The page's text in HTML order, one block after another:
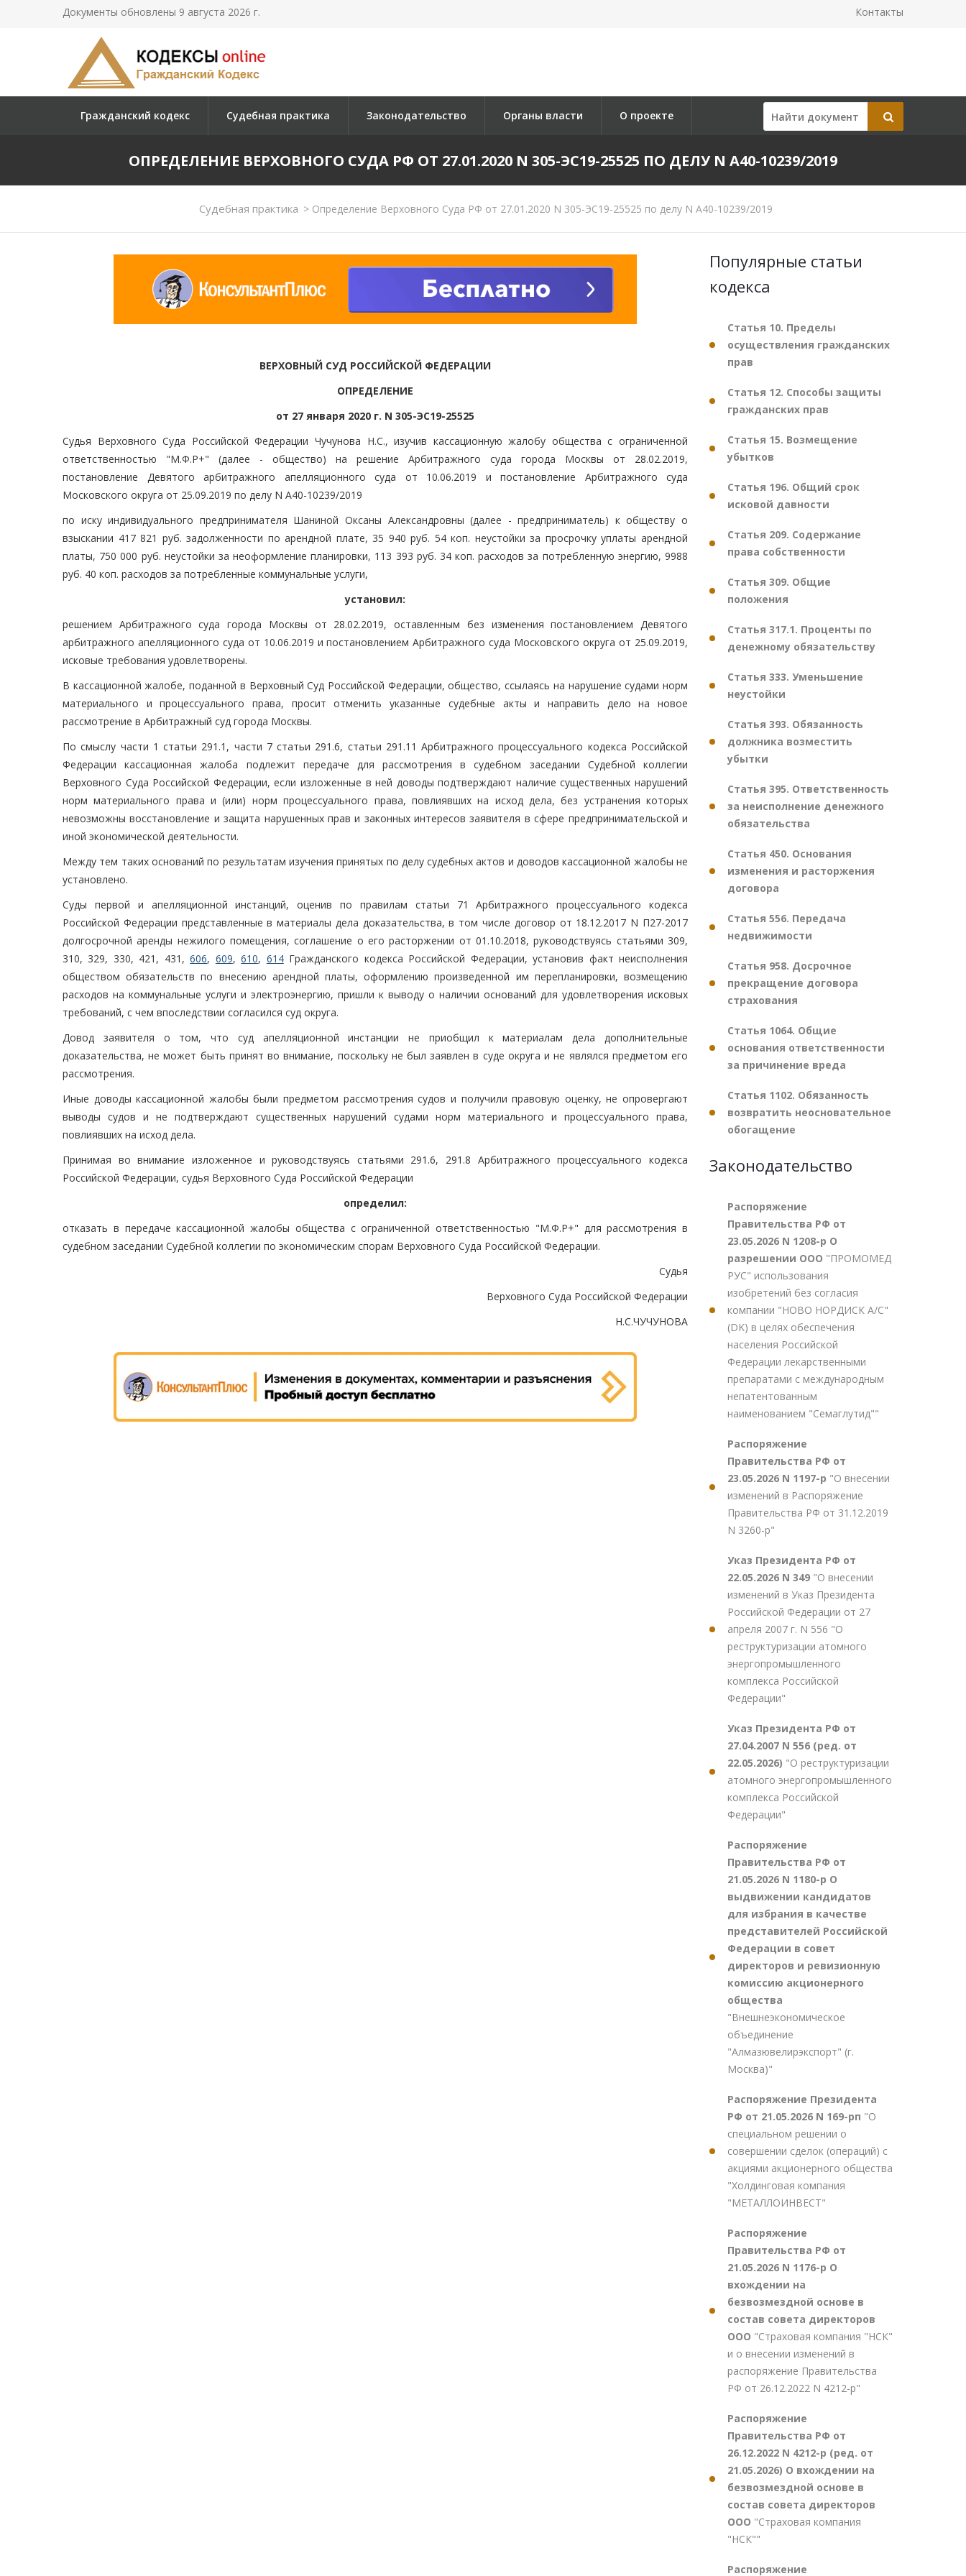
Документы обновлены 9 августа 2026 г. Контакты
Гражданский кодекс Судебная практика Законодательство Органы власти О проекте
ОПРЕДЕЛЕНИЕ ВЕРХОВНОГО СУДА РФ ОТ 27.01.2020 N 305-ЭС19-25525 ПО ДЕЛУ N А40-10239/2019
Судебная практика >Определение Верховного Суда РФ от 27.01.2020 N 305-ЭС19-25525 по делу N А40-10239/2019
ВЕРХОВНЫЙ СУД РОССИЙСКОЙ ФЕДЕРАЦИИ
ОПРЕДЕЛЕНИЕ
от 27 января 2020 г. N 305-ЭС19-25525
Судья Верховного Суда Российской Федерации Чучунова Н.С., изучив кассационную жалобу общества с ограниченной
ответственностью "М.Ф.Р+" (далее - общество) на решение Арбитражного суда города Москвы от 28.02.2019,
постановление Девятого арбитражного апелляционного суда от 10.06.2019 и постановление Арбитражного суда
Московского округа от 25.09.2019 по делу N А40-10239/2019
по иску индивидуального предпринимателя Шаниной Оксаны Александровны (далее - предприниматель) к обществу о
взыскании 417 821 руб. задолженности по арендной плате, 35 940 руб. 54 коп. неустойки за просрочку уплаты арендной
платы, 750 000 руб. неустойки за неоформление планировки, 113 393 руб. 34 коп. расходов за потребленную энергию, 9988
руб. 40 коп. расходов за потребленные коммунальные услуги,
установил:
решением Арбитражного суда города Москвы от 28.02.2019, оставленным без изменения постановлением Девятого
арбитражного апелляционного суда от 10.06.2019 и постановлением Арбитражного суда Московского округа от 25.09.2019,
исковые требования удовлетворены.
В кассационной жалобе, поданной в Верховный Суд Российской Федерации, общество, ссылаясь на нарушение судами норм
материального и процессуального права, просит отменить указанные судебные акты и направить дело на новое
рассмотрение в Арбитражный суд города Москвы.
По смыслу части 1 статьи 291.1, части 7 статьи 291.6, статьи 291.11 Арбитражного процессуального кодекса Российской
Федерации кассационная жалоба подлежит передаче для рассмотрения в судебном заседании Судебной коллегии
Верховного Суда Российской Федерации, если изложенные в ней доводы подтверждают наличие существенных нарушений
норм материального права и (или) норм процессуального права, повлиявших на исход дела, без устранения которых
невозможны восстановление и защита нарушенных прав и законных интересов заявителя в сфере предпринимательской и
иной экономической деятельности.
Между тем таких оснований по результатам изучения принятых по делу судебных актов и доводов кассационной жалобы не
установлено.
Суды первой и апелляционной инстанций, оценив по правилам статьи 71 Арбитражного процессуального кодекса
Российской Федерации представленные в материалы дела доказательства, в том числе договор от 18.12.2017 N П27-2017
долгосрочной аренды нежилого помещения, соглашение о его расторжении от 01.10.2018, руководствуясь статьями 309,
310, 329, 330, 421, 431,606, 609,610, 614Гражданского кодекса Российской Федерации, установив факт неисполнения
обществом обязательств по внесению арендной платы, оформлению произведенной им перепланировки, возмещению
расходов на коммунальные услуги и электроэнергию, пришли к выводу о наличии оснований для удовлетворения исковых
требований, с чем впоследствии согласился суд округа.
Довод заявителя о том, что суд апелляционной инстанции не приобщил к материалам дела дополнительные
доказательства, не может быть принят во внимание, поскольку не был заявлен в суде округа и не являлся предметом его
рассмотрения.
Иные доводы кассационной жалобы были предметом рассмотрения судов и получили правовую оценку, не опровергают
выводы судов и не подтверждают существенных нарушений судами норм материального и процессуального права,
повлиявших на исход дела.
Принимая во внимание изложенное и руководствуясь статьями 291.6, 291.8 Арбитражного процессуального кодекса
Российской Федерации, судья Верховного Суда Российской Федерации
определил:
отказать в передаче кассационной жалобы общества с ограниченной ответственностью "М.Ф.Р+" для рассмотрения в
судебном заседании Судебной коллегии по экономическим спорам Верховного Суда Российской Федерации.
Судья
Верховного Суда Российской Федерации
Н.С.ЧУЧУНОВА
Популярные статьи
кодекса
Статья 10. Пределы
осуществления гражданских
прав
Статья 12. Способы защиты
гражданских прав
Статья 15. Возмещение
убытков
Статья 196. Общий срок
исковой давности
Статья 209. Содержание
права собственности
Статья 309. Общие
положения
Статья 317.1. Проценты по
денежному обязательству
Статья 333. Уменьшение
неустойки
Статья 393. Обязанность
должника возместить
убытки
Статья 395. Ответственность
за неисполнение денежного
обязательства
Статья 450. Основания
изменения и расторжения
договора
Статья 556. Передача
недвижимости
Статья 958. Досрочное
прекращение договора
страхования
Статья 1064. Общие
основания ответственности
за причинение вреда
Статья 1102. Обязанность
возвратить неосновательное
обогащение
Законодательство
Распоряжение
Правительства РФ от
23.05.2026 N 1208-р О
разрешении ООО "ПРОМОМЕД
РУС" использования
изобретений без согласия
компании "НОВО НОРДИСК А/С"
(DK) в целях обеспечения
населения Российской
Федерации лекарственными
препаратами с международным
непатентованным
наименованием "Семаглутид""
Распоряжение
Правительства РФ от
23.05.2026 N 1197-р "О внесении
изменений в Распоряжение
Правительства РФ от 31.12.2019
N 3260-р"
Указ Президента РФ от
22.05.2026 N 349 "О внесении
изменений в Указ Президента
Российской Федерации от 27
апреля 2007 г. N 556 "О
реструктуризации атомного
энергопромышленного
комплекса Российской
Федерации"
Указ Президента РФ от
27.04.2007 N 556 (ред. от
22.05.2026) "О реструктуризации
атомного энергопромышленного
комплекса Российской
Федерации"
Распоряжение
Правительства РФ от
21.05.2026 N 1180-р О
выдвижении кандидатов
для избрания в качестве
представителей Российской
Федерации в совет
директоров и ревизионную
комиссию акционерного
общества
"Внешнеэкономическое
объединение
"Алмазювелирэкспорт" (г.
Москва)"
Распоряжение Президента
РФ от 21.05.2026 N 169-рп "О
специальном решении о
совершении сделок (операций) с
акциями акционерного общества
"Холдинговая компания
"МЕТАЛЛОИНВЕСТ"
Распоряжение
Правительства РФ от
21.05.2026 N 1176-р О
вхождении на
безвозмездной основе в
состав совета директоров
ООО "Страховая компания "НСК"
и о внесении изменений в
распоряжение Правительства
РФ от 26.12.2022 N 4212-р"
Распоряжение
Правительства РФ от
26.12.2022 N 4212-р (ред. от
21.05.2026) О вхождении на
безвозмездной основе в
состав совета директоров
ООО "Страховая компания
"НСК""
Распоряжение